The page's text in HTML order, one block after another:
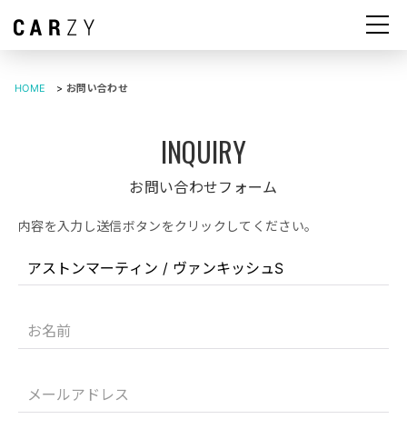
HOME > お問い合わせ
お問い合わせフォーム
内容を入力し送信ボタンをクリックしてください。